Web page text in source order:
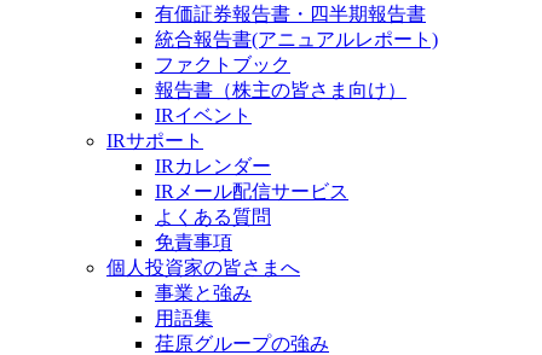
有価証券報告書・四半期報告書
統合報告書(アニュアルレポート)
ファクトブック
報告書（株主の皆さま向け）
IRイベント
IRサポート
IRカレンダー
IRメール配信サービス
よくある質問
免責事項
個人投資家の皆さまへ
事業と強み
用語集
荏原グループの強み